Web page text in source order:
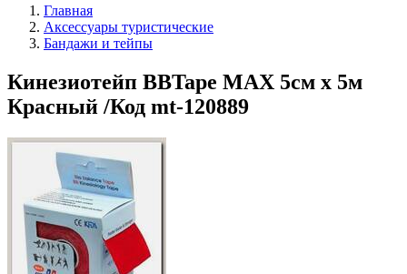
Главная
Аксессуары туристические
Бандажи и тейпы
Кинезиотейп BBTape MAX 5см x 5м
Красный /Код mt-120889